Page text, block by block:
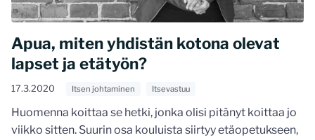
Apua, miten yhdistän kotona olevat
lapset ja etätyön?
17.3.2020 Itsen johtaminen Itsevastuu
Huomenna koittaa se hetki, jonka olisi pitänyt koittaa jo
viikko sitten. Suurin osa kouluista siirtyy etäopetukseen,